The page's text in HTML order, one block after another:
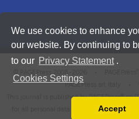
We use cookies to enhance
our website. By continuing to
to our Privacy Statement .
Cookies Settings
Accept
PAGEPress srl, Italy •
This journal is published by PAGEPress®
for all personal data processed through